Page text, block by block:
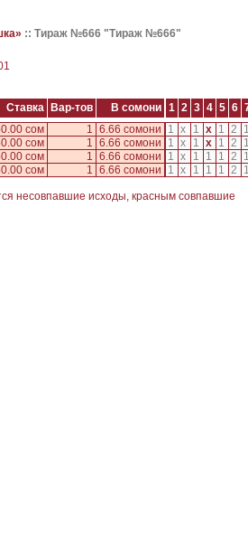
:: Тираж №666 "Тираж №666"
Ставка Вар-тов В сомони 1 2 3 4 5 6
сом 1 6.66 сомони 1 x 1 x 1 2
сом 1 6.66 сомони 1 x 1 x 1 2
сом 1 6.66 сомони 1 x 1 1 1 2
сом 1 6.66 сомони 1 x 1 1 1 2
несовпавшие исходы, красным совпавшие